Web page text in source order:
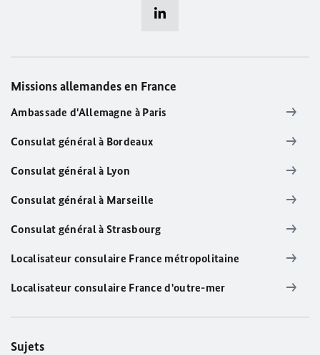
Missions allemandes en France
Ambassade d'Allemagne à Paris
Consulat général à Bordeaux
Consulat général à Lyon
Consulat général à Marseille
Consulat général à Strasbourg
Localisateur consulaire France métropolitaine
Localisateur consulaire France d'outre-mer
Sujets